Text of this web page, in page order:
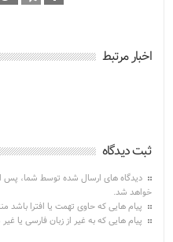
اخبار مرتبط
ثبت دیدگاه
دیدگاه های ارسال شده توسط شما، پس
خواهد شد.
پیام هایی که حاوی تهمت یا افترا باشد
پیام هایی که به غیر از زبان فارسی یا